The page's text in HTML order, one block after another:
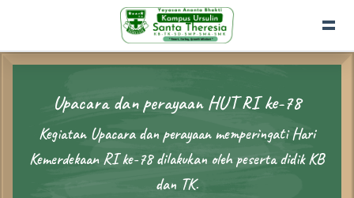
Upacara dan perayaan HUT RI ke-78
Kegiatan Upacara dan perayaan memperingati Hari
Kemerdekaan RI ke-78 dilakukan oleh peserta didik KB
dan TK.